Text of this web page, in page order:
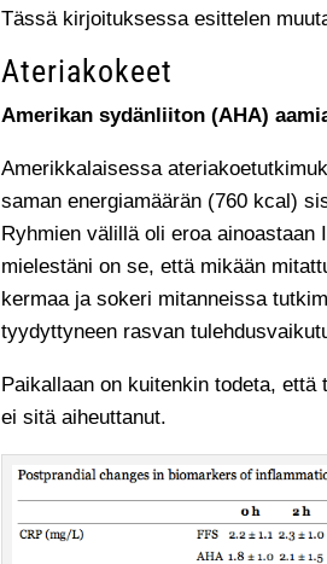
Tässä kirjoituksessa esittelen
Ateriakokeet
Amerikan sydänliiton (AHA)
Amerikkalaisessa
saman energiamäärän (760 kcal)
Ryhmien välillä oli eroa
mielestäni on se, että mikään
kermaa ja sokeri mitanneissa
tyydyttyneen rasvan
Paikallaan on kuitenkin todeta,
ei sitä aiheuttanut.